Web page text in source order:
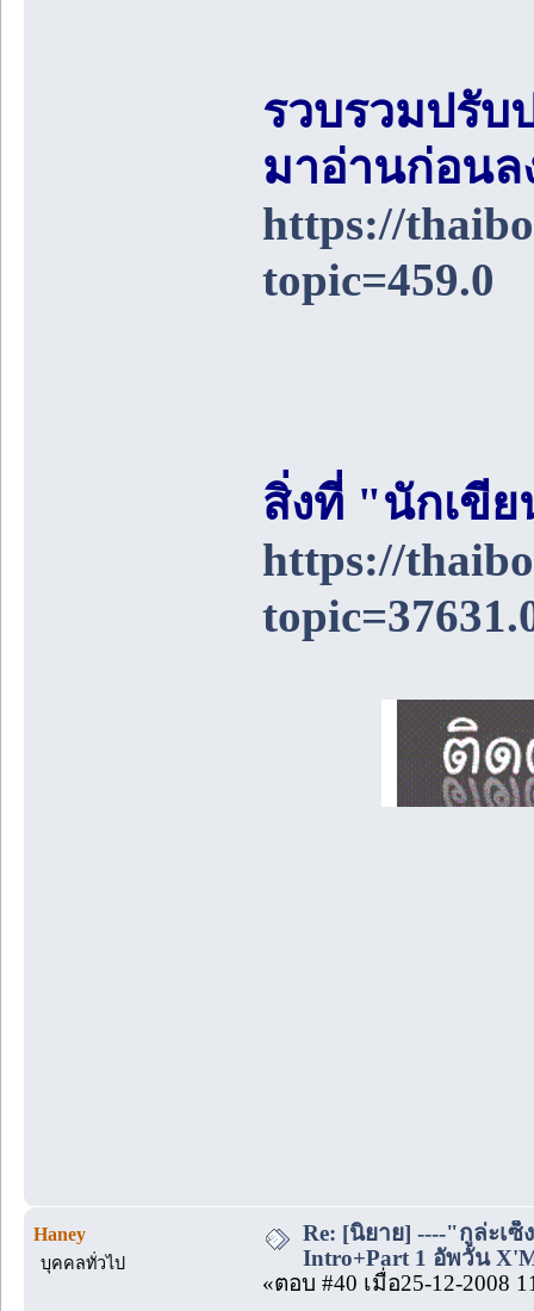
รวบรวมปรับ
มาอ่านก่อน
https://
topic=459.0
สิ่งที่ "นักเขี
https://
Haney
บุคคลทั่วไป
Re: [นิยาย] ----"กูล่ะเ
Intro+Part 1 อัพวัน
«ตอบ #40 เมื่อ25-12-2008